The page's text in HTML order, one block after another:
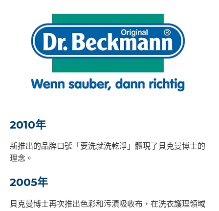
2010年
新推出的品牌口號「要洗就洗乾淨」體現了貝克曼博士的
理念。
2005年
貝克曼博士再次推出色彩和污漬吸收布，在洗衣護理領域